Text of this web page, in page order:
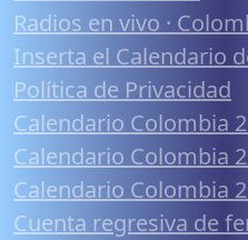
Radios en vivo ·
Inserta el Calendario
Política de Privacidad
Calendario Colombia
Calendario Colombia
Calendario Colombia
Cuenta regresiva de